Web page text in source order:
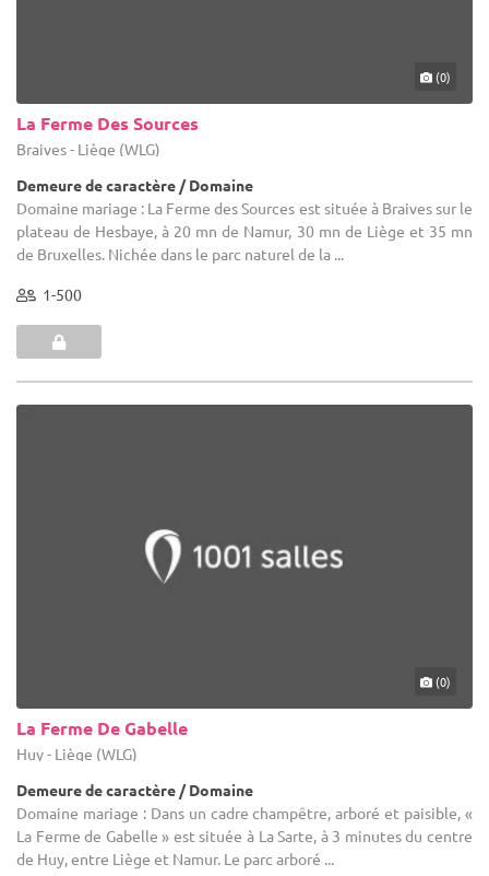
(0)
La Ferme Des Sources
Braives - Liège (WLG)
Demeure de caractère / Domaine
Domaine mariage : La Ferme des Sources est située à Braives sur le
plateau de Hesbaye, à 20 mn de Namur, 30 mn de Liège et 35 mn
de Bruxelles. Nichée dans le parc naturel de la ...
1-500
(0)
La Ferme De Gabelle
Huy - Liège (WLG)
Demeure de caractère / Domaine
Domaine mariage : Dans un cadre champêtre, arboré et paisible, «
La Ferme de Gabelle » est située à La Sarte, à 3 minutes du centre
de Huy, entre Liège et Namur. Le parc arboré ...